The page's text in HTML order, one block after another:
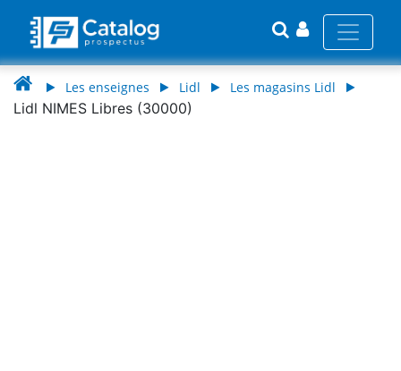
Les enseignes Lidl Les magasins Lidl
Lidl NIMES Libres (30000)